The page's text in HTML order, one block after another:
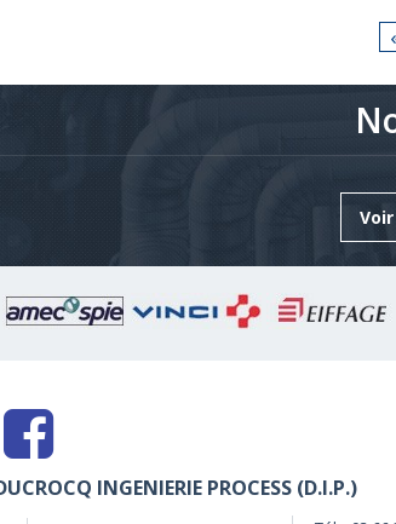
INGENIERIE PROCESS (D.I.P.)